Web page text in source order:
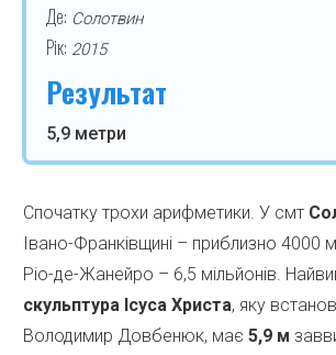
Де: Солотвин
Рік: 2015
Результат
5,9 метри
Спочатку трохи арифметики. У смт
Івано-Франківщині – приблизно 4000
Ріо-де-Жанейро – 6,5 мільйонів.
скульптура Ісуса Христа, яку
Володимир Довбенюк, має 5,9 м